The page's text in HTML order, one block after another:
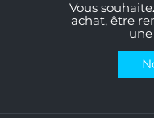
Vous
achat, être